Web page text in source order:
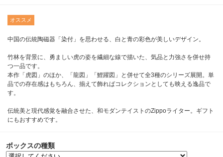
オススメ
中国の伝統陶磁器「染付」を思わせる、白と青の彩色が美しいデザイン。
竹林を背景に、勇ましい虎の姿を繊細な線で描いた、気品と力強さを併せ持
つ一品です。
本作「虎図」のほか、「龍図」「鯉躍図」と併せて全3種のシリーズ展開。単
品での存在感はもちろん、揃えて飾ればコレクションとしても映える逸品で
す。
伝統美と現代感覚を融合させた、和モダンテイストのZippoライター。ギフト
にもおすすめです。
ボックスの種類